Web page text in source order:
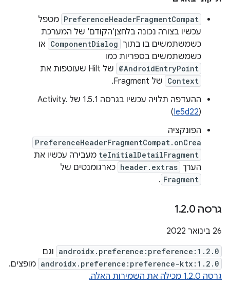
PreferenceHeaderFragmentCompat מטפל
עכשיו בצורה נכונה בלחצן'הקודם' של המערכת
כשמשתמשים בו בתוך ComponentDialog או
כשמשתמשים בספריות כמו
@AndroidEntryPoint של Hilt שעוטפות את
Context של Fragment.
ההעדפה תלויה עכשיו בגרסה 1.5.1 של Activity.
(Ie5d22)
הפונקציה
PreferenceHeaderFragmentCompat.onCrea
teInitialDetailFragment מעבירה עכשיו את
הערך header.extras כארגומנטים של
Fragment
.
גרסה 1 .2.0
‫26 בינואר 2022
androidx.preference:preference:1.2.0 וגם
androidx.preference:preference-ktx:1.2.0 מופצים.
גרסה 1.2.0 מכילה את השמירות האלה.